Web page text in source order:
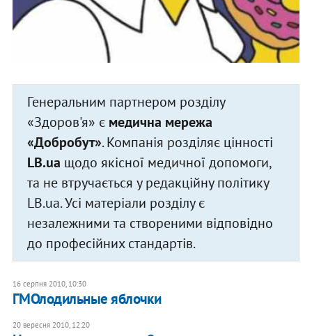
Генеральним партнером розділу
«Здоров'я» є медична мережа
«Добробут». Компанія розділяє цінності
LB.ua щодо якісної медичної допомоги,
та не втручається у редакційну політику
LB.ua. Усі матеріали розділу є
незалежними та створеними відповідно
до професійних стандартів.
16 серпня 2010, 10:30
ГМОлодильные яблочки
20 вересня 2010, 12:20